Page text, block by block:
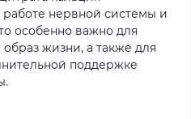
нервной системы и
особенно важно для
жизни, а также для
поддержке